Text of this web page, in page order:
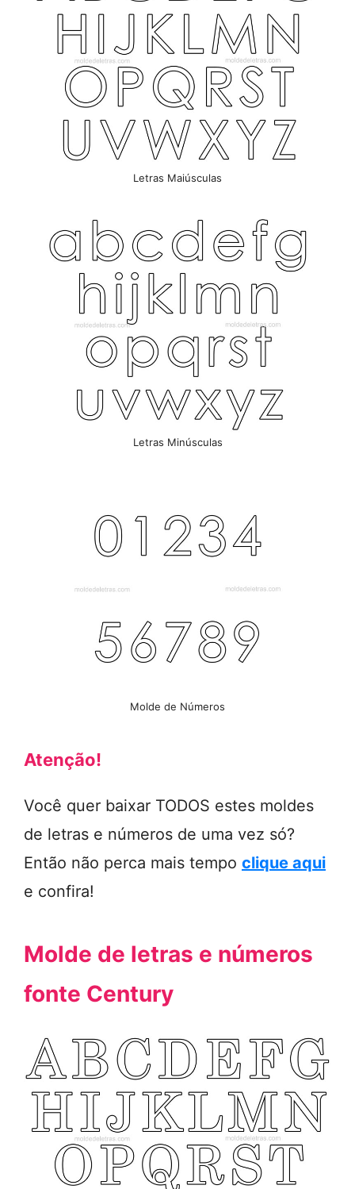
Letras Maiúsculas
Letras Minúsculas
Molde de Números
Atenção!
Você quer baixar TODOS estes moldes
de letras e números de uma vez só?
Então não perca mais tempo clique aqui
e confira!
Molde de letras e números
fonte Century